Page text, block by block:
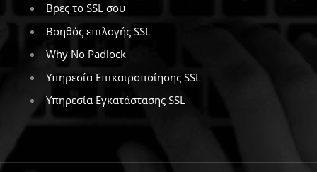
Βρες το SSL σου
Βοηθός επιλογής SSL
Why No Padlock
Υπηρεσία Επικαιροποίησης SSL
Υπηρεσία Εγκατάστασης SSL